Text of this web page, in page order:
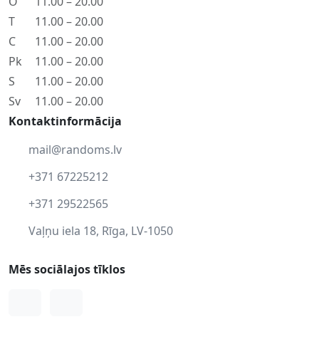
T
11.00 – 20.00
C
11.00 – 20.00
Pk
11.00 – 20.00
S
11.00 – 20.00
Sv
11.00 – 20.00
Kontaktinformācija
mail@randoms.lv
+371 67225212
+371 29522565
Vaļņu iela 18, Rīga, LV-1050
Mēs sociālajos tīklos